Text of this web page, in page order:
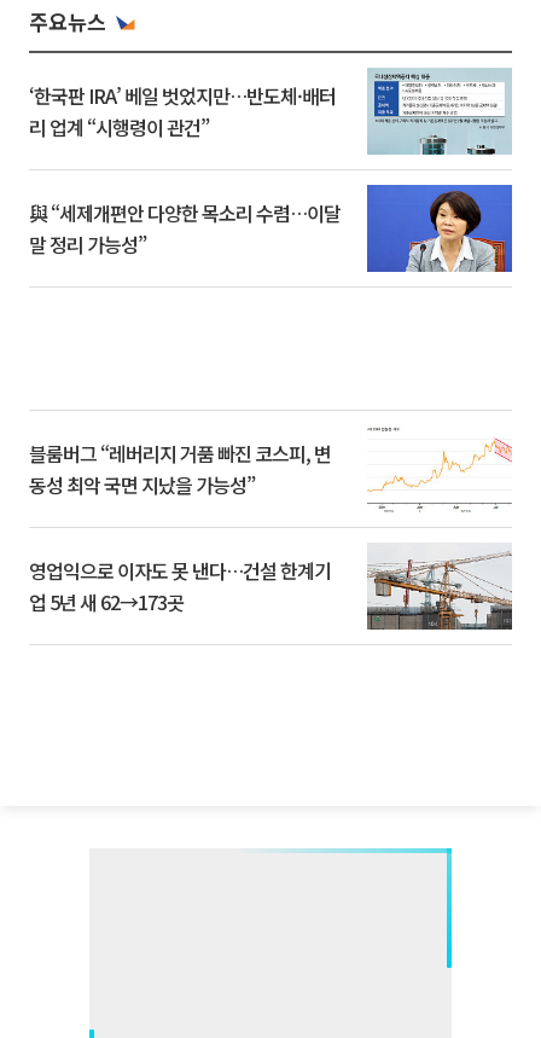
주요뉴스
‘한국판 IRA’ 베일 벗었지만…반도체·배터
리 업계 “시행령이 관건”
與 “세제개편안 다양한 목소리 수렴…이달
말 정리 가능성”
블룸버그 “레버리지 거품 빠진 코스피, 변
동성 최악 국면 지났을 가능성”
영업익으로 이자도 못 낸다…건설 한계기
업 5년 새 62→173곳